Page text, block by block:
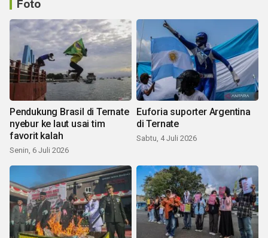
Foto
Pendukung Brasil di Ternate
nyebur ke laut usai tim
favorit kalah
Senin, 6 Juli 2026
Euforia suporter Argentina
di Ternate
Sabtu, 4 Juli 2026